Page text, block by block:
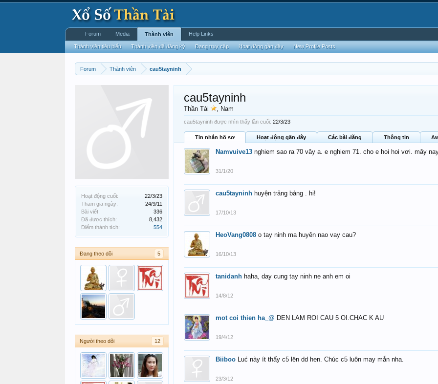
Forum Thành viên cau5tayninh
Hoạt động cuối:
22/3/23
Tham gia ngày:
24/9/11
Bài viết:
336
Đã được thích:
8,432
Điểm thành tích:
554
Đang theo dõi 5
Người theo dõi 12
cau5tayninh
Thần Tài , Nam
cau5tayninh được nhìn thấy lần cuối: 22/3/23
Tin nhắn hồ sơ Hoạt động gần đây Các bài đăng Thông tin
Namvuive13 nghiem sao ra 70 vây a. e nghiem 71. cho e hoi hoi vơi. mây
31/1/20
cau5tayninh huyện trảng bàng . hi!
17/10/13
HeoVang0808 o tay ninh ma huyên nao vay cau?
16/10/13
tanidanh haha, day cung tay ninh ne anh em oi
14/8/12
mot coi thien ha_@ DEN LAM ROI CAU 5 OI.CHAC K AU
19/4/12
Biiboo Luć này ít thấy c5 lën dd hen. Chúc c5 luôn may mắn nha.
23/3/12
Forum Media Thành viên
Thành viên tiêu biểu Thành viên đã đăng ký Đang truy cập Hoạt động gần đây New Profile Posts
Help Links